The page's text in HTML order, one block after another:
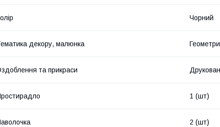
Чорний
декору, малюнка
та прикраси
1 (шт)
2 (шт)